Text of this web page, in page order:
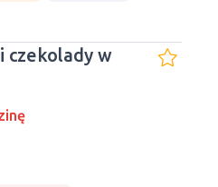
czekolady w